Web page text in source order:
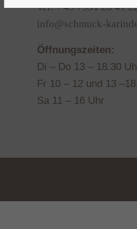
Tel. + 49 7531 28 41
info@schmuck-
Öffnungszeiten:
Di – Do 13 – 18.30
Fr 10 – 12 und 13
Sa 11 – 16 Uhr